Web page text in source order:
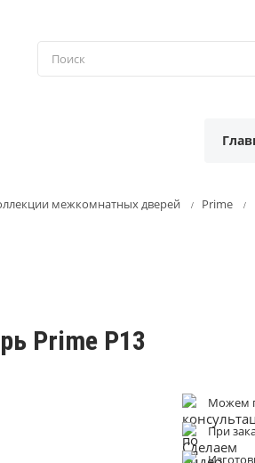
межкомнатных дверей Prime
Prime P13
Можем
При